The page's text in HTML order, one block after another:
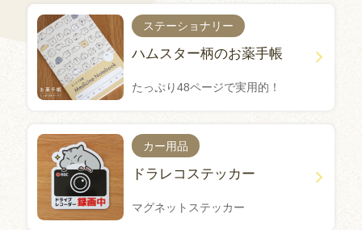
ステーショナリー
ハムスター柄のお薬手帳
たっぷり48ページで実用的！
カー用品
ドラレコステッカー
マグネットステッカー